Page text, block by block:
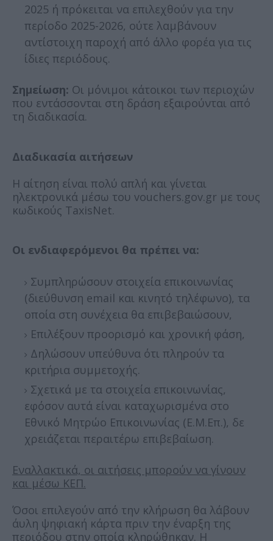
2025 ή πρόκειται να επιλεχθούν για την
περίοδο 2025-2026, ούτε λαμβάνουν
αντίστοιχη παροχή από άλλο φορέα για τις
ίδιες περιόδους.
Σημείωση: Οι μόνιμοι κάτοικοι των περιοχών
που εντάσσονται στη δράση εξαιρούνται από
τη διαδικασία.
Διαδικασία αιτήσεων
Η αίτηση είναι πολύ απλή και γίνεται
ηλεκτρονικά μέσω του vouchers.gov.gr με τους
κωδικούς TaxisΝet.
Οι ενδιαφερόμενοι θα πρέπει να:
Συμπληρώσουν στοιχεία επικοινωνίας
(διεύθυνση email και κινητό τηλέφωνο), τα
οποία στη συνέχεια θα επιβεβαιώσουν,
Επιλέξουν προορισμό και χρονική φάση,
Δηλώσουν υπεύθυνα ότι πληρούν τα
κριτήρια συμμετοχής.
Σχετικά με τα στοιχεία επικοινωνίας,
εφόσον αυτά είναι καταχωρισμένα στο
Εθνικό Μητρώο Επικοινωνίας (Ε.Μ.Επ.), δε
χρειάζεται περαιτέρω επιβεβαίωση.
Εναλλακτικά, οι αιτήσεις μπορούν να γίνουν
και μέσω ΚΕΠ.
Όσοι επιλεγούν από την κλήρωση θα λάβουν
άυλη ψηφιακή κάρτα πριν την έναρξη της
περιόδου στην οποία κληρώθηκαν. Η